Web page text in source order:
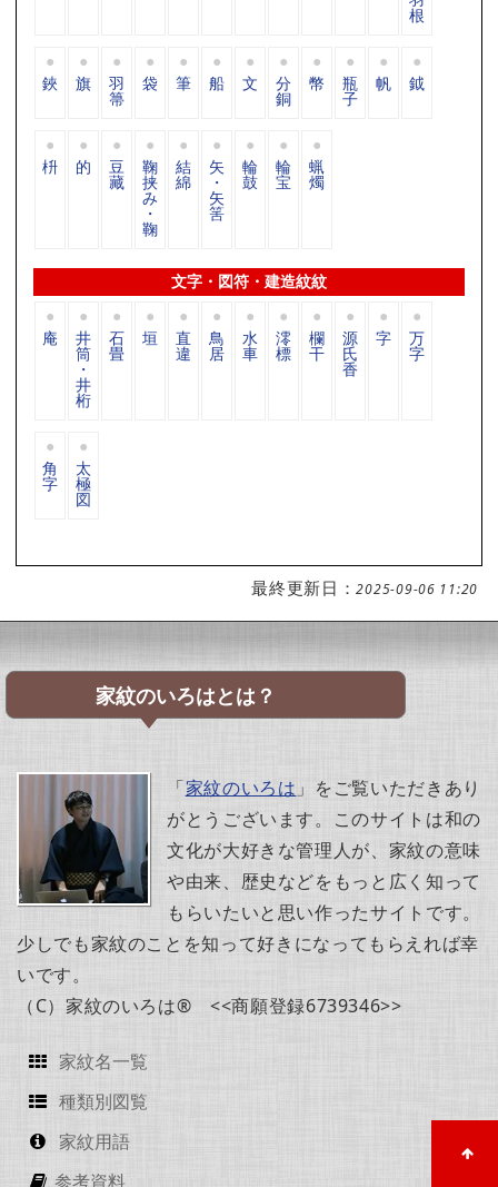
根
鋏 旗 羽
箒
袋 筆 船 文 分
銅
幣 瓶
子
帆 鉞
枡 的 豆
藏
鞠
挟
み
・
鞠
結
綿
矢
・
矢
筈
輪
鼓
輪
宝
蝋
燭
文字・図符・建造紋紋
庵 井
筒
・
井
桁
石
畳
垣 直
違
鳥
居
水
車
澪
標
欄
干
源
氏
香
字 万
字
角
字
太
極
図
最終更新日：2025-09-06 11:20
家紋のいろはとは？
「家紋のいろは」をご覧いただきあり
がとうございます。このサイトは和の
文化が大好きな管理人が、家紋の意味
や由来、歴史などをもっと広く知って
もらいたいと思い作ったサイトです。
少しでも家紋のことを知って好きになってもらえれば幸
いです。
（C）家紋のいろは® <<商願登録6739346>>
家紋名一覧
種類別図覧
家紋用語
参考資料